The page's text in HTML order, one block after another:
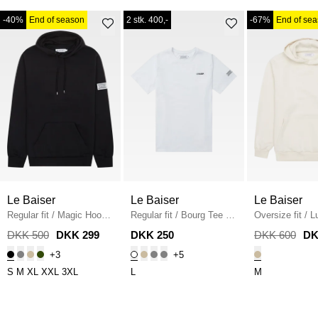
-40% End of season
Le Baiser
Regular fit / Magic Hoodie
/ BLACK
DKK 500 DKK 299
+3
S M XL XXL 3XL
2 stk. 400,-
Le Baiser
Regular fit / Bourg Tee
WHITE
DKK 250
+5
-67% End of
Le Baiser
Oversize fit /
Hoodie / ECRU
DKK 600
M